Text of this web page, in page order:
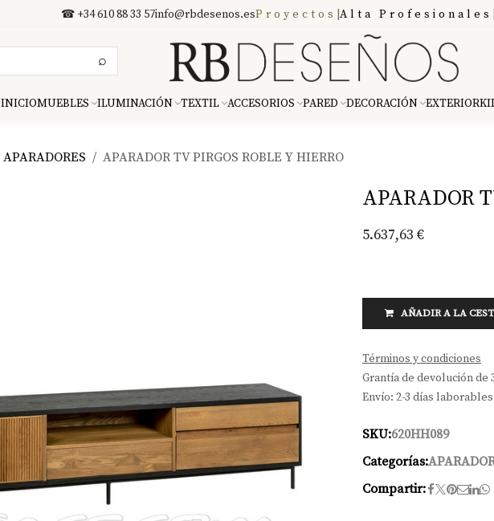
☎ +34 610 88 33 57info@rbdesenos.esProyectos Alta Profesionales
⌕
INICIOMUEBLES ILUMINACIÓN TEXTIL ACCESORIOS PARED DECORACIÓN EXTERIOR
APARADORES APARADOR TV PIRGOS ROBLE Y HIERRO
APARADOR
5.637,63 €
AÑADIR A LA
Términos y condiciones
Grantía de devolución de
Envío: 2-3 días laborables
SKU:620HH089
Categorías:
Compartir: